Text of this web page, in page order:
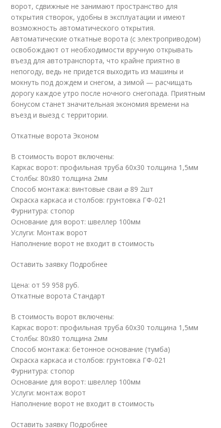
ворот, сдвижные не занимают пространство для
открытия створок, удобны в эксплуатации и имеют
возможность автоматического открытия.
Автоматические откатные ворота (с электроприводом)
освобождают от необходимости вручную открывать
въезд для автотранспорта, что крайне приятно в
непогоду, ведь не придется выходить из машины и
мокнуть под дождем и снегом, а зимой — расчищать
дорогу каждое утро после ночного снегопада. Приятным
бонусом станет значительная экономия времени на
въезд и выезд с территории.
Откатные ворота Эконом
В стоимость ворот включены:
Каркас ворот: профильная труба 60х30 толщина 1,5мм
Столбы: 80х80 толщина 2мм
Способ монтажа: винтовые сваи ⌀ 89 2шт
Окраска каркаса и столбов: грунтовка ГФ-021
Фурнитура: стопор
Основание для ворот: швеллер 100мм
Услуги: Монтаж ворот
Наполнение ворот не входит в стоимость
Оставить заявку Подробнее
Цена: от 59 958 руб.
Откатные ворота Стандарт
В стоимость ворот включены:
Каркас ворот: профильная труба 60х30 толщина 1,5мм
Столбы: 80х80 толщина 2мм
Способ монтажа: бетонное основание (тумба)
Окраска каркаса и столбов: грунтовка ГФ-021
Фурнитура: стопор
Основание для ворот: швеллер 100мм
Услуги: монтаж ворот
Наполнение ворот не входит в стоимость
Оставить заявку Подробнее